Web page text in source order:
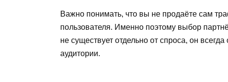
Важно понимать, что вы не продаёте сам
пользователя. Именно поэтому выбор
не существует отдельно от спроса, он
аудитории.